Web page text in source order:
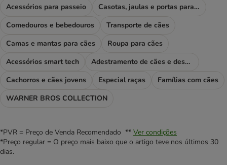
Acessórios para passeio
Casotas, jaulas e portas para cães
Comedouros e bebedouros
Transporte de cães
Camas e mantas para cães
Roupa para cães
Acessórios smart tech
Adestramento de cães e desporto
Cachorros e cães jovens
Especial raças
Famílias com cães
WARNER BROS COLLECTION
*PVR = Preço de Venda Recomendado ** Ver condições
*Preço regular = O preço mais baixo que o artigo teve nos últimos 30
dias.